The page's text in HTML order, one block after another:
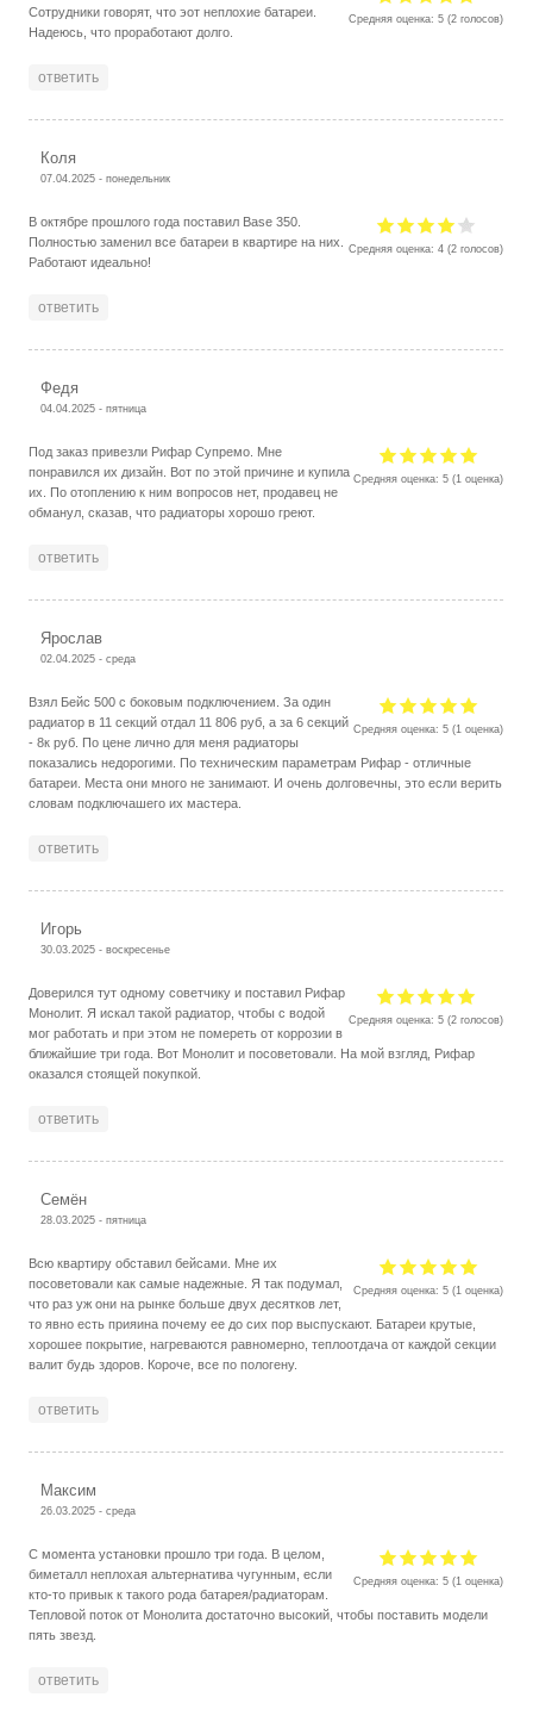
Средняя оценка:5 (2 голосов)
Сотрудники говорят, что эот неплохие батареи.
Надеюсь, что проработают долго.
ответить
Коля
07.04.2025 - понедельник
Средняя оценка:4 (2 голосов)
В октябре прошлого года поставил Base 350.
Полностью заменил все батареи в квартире на них.
Работают идеально!
ответить
Федя
04.04.2025 - пятница
Средняя оценка:5 (1 оценка)
Под заказ привезли Рифар Супремо. Мне
понравился их дизайн. Вот по этой причине и купила
их. По отоплению к ним вопросов нет, продавец не
обманул, сказав, что радиаторы хорошо греют.
ответить
Ярослав
02.04.2025 - среда
Средняя оценка:5 (1 оценка)
Взял Бейс 500 с боковым подключением. За один
радиатор в 11 секций отдал 11 806 руб, а за 6 секций
- 8к руб. По цене лично для меня радиаторы
показались недорогими. По техническим параметрам Рифар - отличные
батареи. Места они много не занимают. И очень долговечны, это если верить
словам подключашего их мастера.
ответить
Игорь
30.03.2025 - воскресенье
Средняя оценка:5 (2 голосов)
Доверился тут одному советчику и поставил Рифар
Монолит. Я искал такой радиатор, чтобы с водой
мог работать и при этом не помереть от коррозии в
ближайшие три года. Вот Монолит и посоветовали. На мой взгляд, Рифар
оказался стоящей покупкой.
ответить
Семён
28.03.2025 - пятница
Средняя оценка:5 (1 оценка)
Всю квартиру обставил бейсами. Мне их
посоветовали как самые надежные. Я так подумал,
что раз уж они на рынке больше двух десятков лет,
то явно есть прияина почему ее до сих пор выспускают. Батареи крутые,
хорошее покрытие, нагреваются равномерно, теплоотдача от каждой секции
валит будь здоров. Короче, все по пологену.
ответить
Максим
26.03.2025 - среда
Средняя оценка:5 (1 оценка)
С момента установки прошло три года. В целом,
биметалл неплохая альтернатива чугунным, если
кто-то привык к такого рода батарея/радиаторам.
Тепловой поток от Монолита достаточно высокий, чтобы поставить модели
пять звезд.
ответить